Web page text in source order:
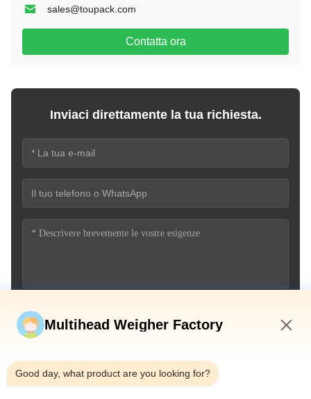
sales@toupack.com
Contatta ora
Inviaci direttamente la tua richiesta.
Multihead Weigher Factory
Good day, what product are you looking for?